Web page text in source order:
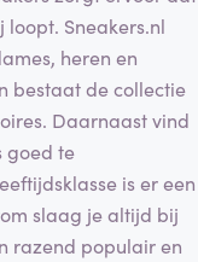
Sneakers.nl
heren en
bestaat de collectie
Daarnaast vind
goed te
is er een
slaag je altijd bij
razend populair en